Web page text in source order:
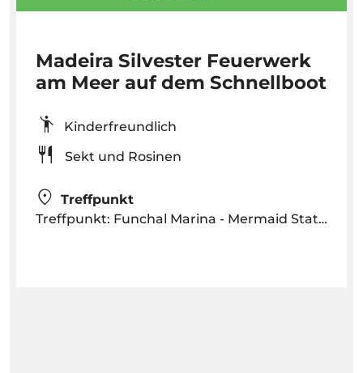
Madeira Silvester Feuerwerk
am Meer auf dem Schnellboot
Kinderfreundlich
Sekt und Rosinen
Treffpunkt
Treffpunkt: Funchal Marina - Mermaid Statue um 23 Uhr